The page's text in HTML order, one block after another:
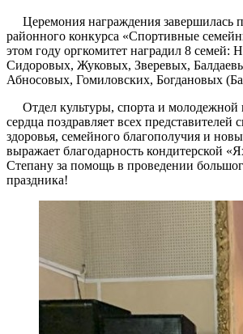
Церемония награждения завершилась
районного конкурса «Спортивные
этом году оргкомитет наградил 8 семей:
Сидоровых, Жуковых, Зверевых,
Абносовых, Гомиловских, Богдановых
Отдел культуры, спорта и молодежной
сердца поздравляет всех представителей
здоровья, семейного благополучия и
выражает благодарность кондитерской
Степану за помощь в проведении
праздника!